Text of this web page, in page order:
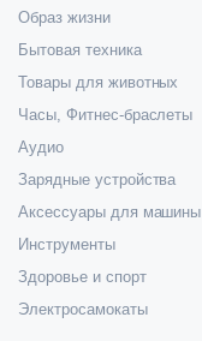
Образ жизни
Бытовая техника
Товары для животных
Часы, Фитнес-браслеты
Аудио
Зарядные устройства
Аксессуары для машины
Инструменты
Здоровье и спорт
Электросамокаты